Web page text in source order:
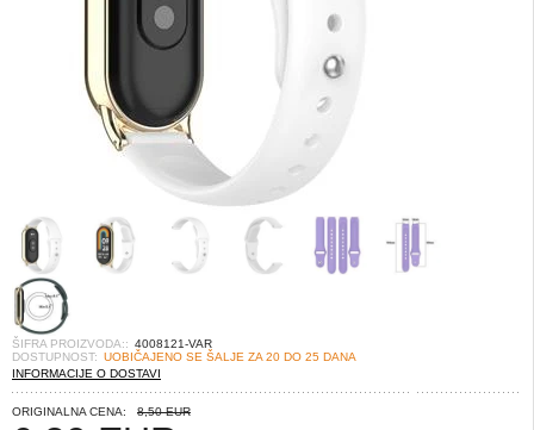
ŠIFRA PROIZVODA:: 4008121-VAR
DOSTUPNOST: UOBIČAJENO SE ŠALJE ZA 20 DO 25 DANA
INFORMACIJE O DOSTAVI
ORIGINALNA CENA: 8,50 EUR